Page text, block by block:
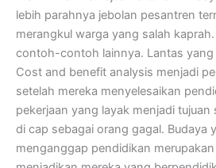
lebih parahnya jebolan pesantren
merangkul warga yang salah
contoh-contoh lainnya. Lantas yang
Cost and benefit analysis menjadi
setelah mereka menyelesaikan
pekerjaan yang layak menjadi tujuan
di cap sebagai orang gagal. Budaya
menganggap pendidikan